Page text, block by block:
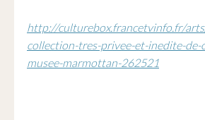
http://culturebox.francetvinfo.fr/
collection-tres-privee-et-inedite-de-
musee-marmottan-262521